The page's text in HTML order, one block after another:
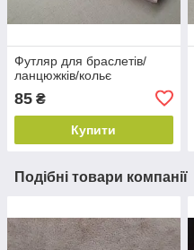
Футляр для браслетів/
ланцюжків/кольє
85 ₴
Купити
Подібні товари компанії